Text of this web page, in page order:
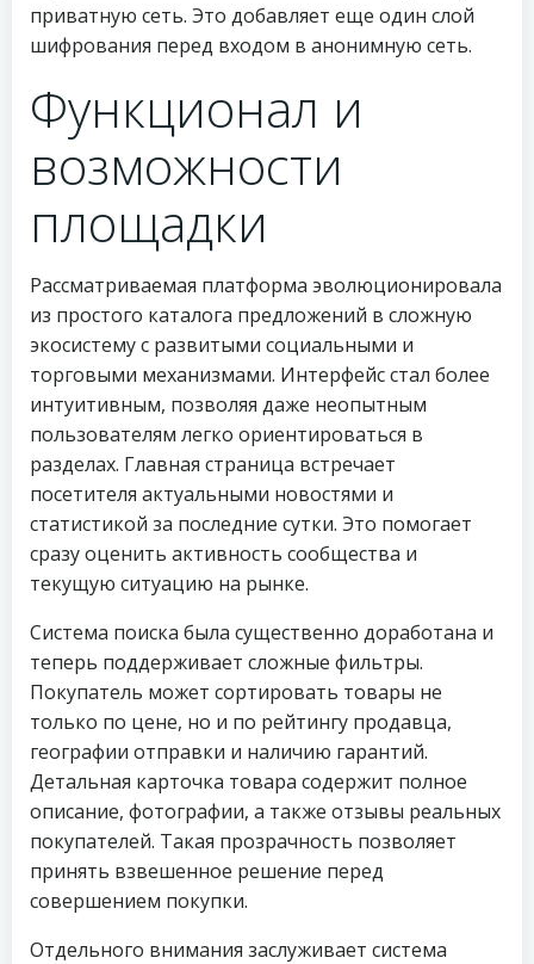
приватную сеть. Это добавляет еще один слой
шифрования перед входом в анонимную сеть.
Функционал и
возможности
площадки
Рассматриваемая платформа эволюционировала
из простого каталога предложений в сложную
экосистему с развитыми социальными и
торговыми механизмами. Интерфейс стал более
интуитивным, позволяя даже неопытным
пользователям легко ориентироваться в
разделах. Главная страница встречает
посетителя актуальными новостями и
статистикой за последние сутки. Это помогает
сразу оценить активность сообщества и
текущую ситуацию на рынке.
Система поиска была существенно доработана и
теперь поддерживает сложные фильтры.
Покупатель может сортировать товары не
только по цене, но и по рейтингу продавца,
географии отправки и наличию гарантий.
Детальная карточка товара содержит полное
описание, фотографии, а также отзывы реальных
покупателей. Такая прозрачность позволяет
принять взвешенное решение перед
совершением покупки.
Отдельного внимания заслуживает система